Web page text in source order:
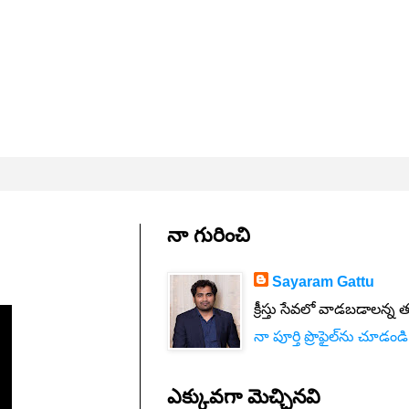
నా గురించి
Sayaram Gattu
క్రీస్తు సేవలో వాడబడాలన్న
నా పూర్తి ప్రొఫైల్‌ను చూడండి
ఎక్కువగా మెచ్చినవి